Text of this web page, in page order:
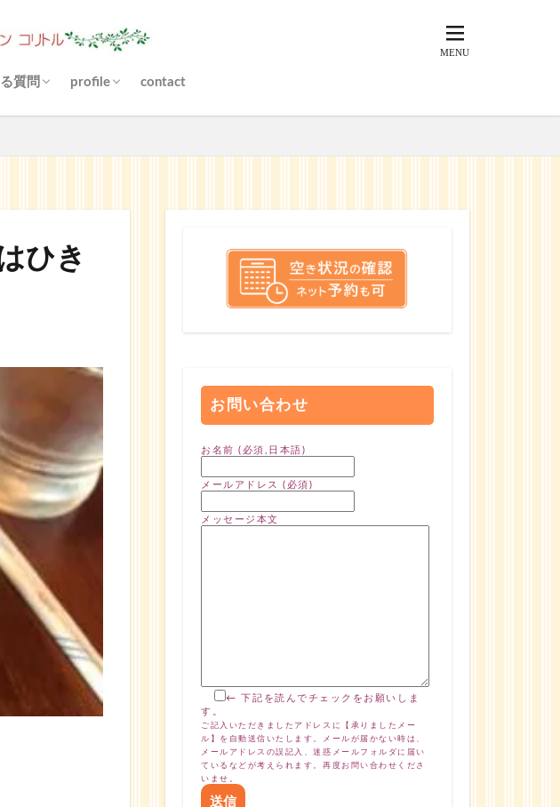
質問 profile contact
ひき
お問い合わせ
お名前 (必須,日本語)
メールアドレス (必須)
メッセージ本文
← 下記を読んでチェックをお願いしま
す。
ご記入いただきましたアドレスに【承りましたメー
ル】を自動送信いたします。メールが届かない時は、
メールアドレスの誤記入、迷惑メールフォルダに届い
ているなどが考えられます。再度お問い合わせくださ
いませ。